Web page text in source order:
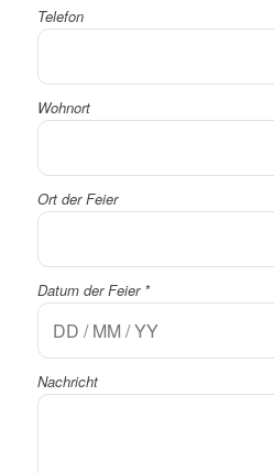
Telefon
Wohnort
Ort der Feier
Datum der Feier *
Nachricht